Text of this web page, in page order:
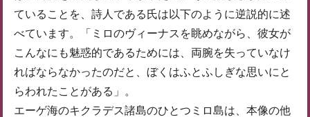
ていることを、詩人である氏は以下のように逆説的に述
べています。「ミロのヴィーナスを眺めながら、彼女が
こんなにも魅惑的であるためには、両腕を失っていなけ
ればならなかったのだと、ぼくはふとふしぎな思いにと
らわれたことがある」。
エーゲ海のキクラデス諸島のひとつミロ島は、本像の他